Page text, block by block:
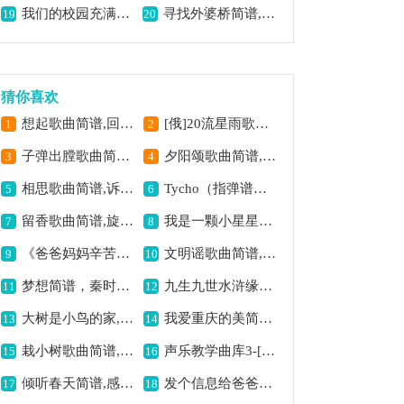
19 我们的校园充满希望,展现校园蓬勃朝气 20 寻找外婆桥简谱,忆儿时美好情境
猜你喜欢
1 想起歌曲简谱,回忆感满满 2 [俄]20流星雨歌曲简谱,神秘浪漫的俄式旋律
3 子弹出膛歌曲简谱,节奏紧凑很带感 4 夕阳颂歌曲简谱,颂夕阳美好意境
5 相思歌曲简谱,诉尽离别情思 6 Tycho（指弹谱）吉他谱六线谱,旋律空灵美妙
7 留香歌曲简谱,旋律优雅动人 8 我是一颗小星星简谱,温暖明亮的童趣之歌
9 《爸爸妈妈辛苦了（张永红词 张永红曲）》歌曲简谱,感恩父母辛勤付出 10 文明谣歌曲简谱,弘扬文明之旋律
11 梦想简谱，秦时明月曲, 12 九生九世水浒缘简谱,展现水浒情义
13 大树是小鸟的家,描绘温暖画面 14 我爱重庆的美简谱,展现巴渝风情
15 栽小树歌曲简谱,传递植树护绿之意 16 声乐教学曲库3-[意]23我多磨痛苦（正谱）简谱,展现痛苦的声乐曲
17 倾听春天简谱,感受春日美好 18 发个信息给爸爸（合唱）简谱,深情传递父女情